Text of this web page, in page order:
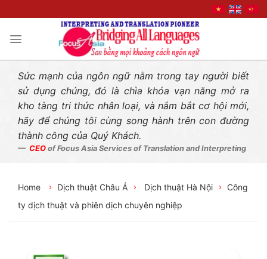
Sức mạnh của ngôn ngữ nằm trong tay người biết
sử dụng chúng, đó là chìa khóa vạn năng mở ra
kho tàng tri thức nhân loại, và nắm bắt cơ hội mới,
hãy để chúng tôi cùng song hành trên con đường
thành công của Quý Khách.
CEO of Focus Asia Services of Translation and Interpreting
Home Dịch thuật Châu Á Dịch thuật Hà Nội
Công
ty dịch thuật và phiên dịch chuyên nghiệp